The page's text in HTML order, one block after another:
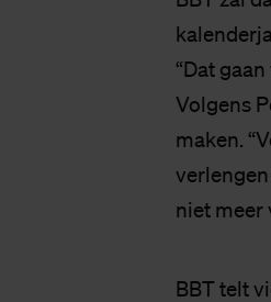
“Dat
Volgens
maken.
niet meer
BBT telt